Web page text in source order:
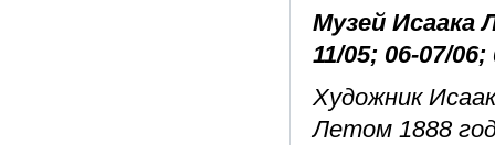
Музей Исаака
11/05; 06-07/
Художник
Летом 1888